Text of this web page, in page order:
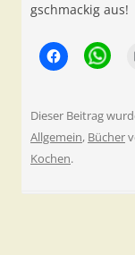
gschmackig aus!
Dieser Beitrag
Allgemein, Bücher
Kochen.